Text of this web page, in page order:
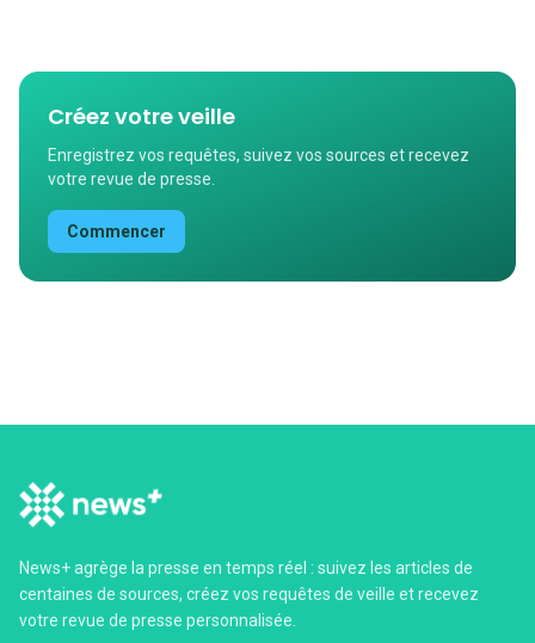
Créez votre veille
Enregistrez vos requêtes, suivez vos sources et recevez
votre revue de presse.
Commencer
News+ agrège la presse en temps réel : suivez les articles de
centaines de sources, créez vos requêtes de veille et recevez
votre revue de presse personnalisée.